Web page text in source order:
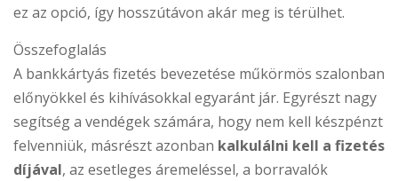
ez az opció, így hosszútávon akár meg is térülhet.
Összefoglalás
A bankkártyás fizetés bevezetése műkörmös szalonban
előnyökkel és kihívásokkal egyaránt jár. Egyrészt nagy
segítség a vendégek számára, hogy nem kell készpénzt
felvenniük, másrészt azonban kalkulálni kell a fizetés
díjával, az esetleges áremeléssel, a borravalók